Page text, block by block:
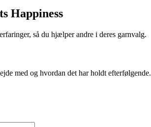
Happiness
så du hjælper andre i deres garnvalg.
med og hvordan det har holdt efterfølgende.